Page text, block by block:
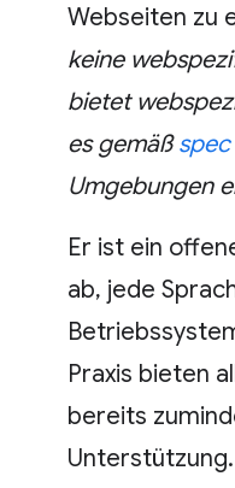
Webseiten zu
keine
bietet
es gemäßspec
Umgebungen
Er ist ein
ab, jede
Praxis bieten
bereits
Unterstützung.